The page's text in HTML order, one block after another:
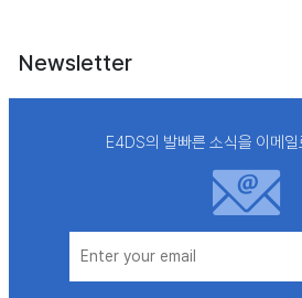
Newsletter
E4DS의 발빠른 소식을 이메